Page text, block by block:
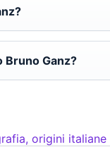
Bruno Ganz?
origini italiane